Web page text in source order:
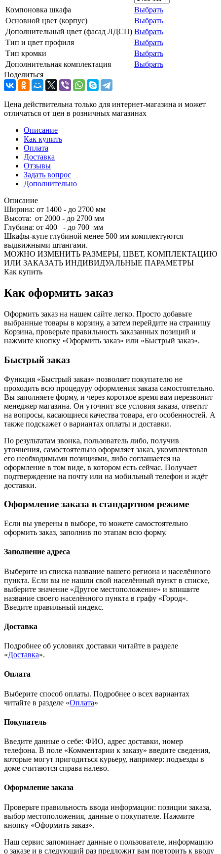
Компоновка шкафа
Выбрать
Основной цвет (корпус)
Выбрать
Дополнительный цвет (фасад ЛДСП) Выбрать
Тип и цвет профиля
Выбрать
Тип кромки
Выбрать
Дополнительная комплектация
Выбрать
Поделиться
Цена действительна только для интернет-магазина и может
отличаться от цен в розничных магазинах
Описание
Как купить
Оплата
Доставка
Отзывы
Задать вопрос
Дополнительно
Описание
Ширина: от 1400 - до 2700 мм
Высота: от 2000 - до 2700 мм
Глубина: от 400 - до 700 мм
Шкафы-купе глубиной менее 500 мм комплектуются
выдвижными штангами.
МОЖНО ИЗМЕНИТЬ РАЗМЕРЫ, ЦВЕТ, КОМПЛЕКТАЦИЮ
ИЛИ ЗАКАЗАТЬ ИНДИВИДУАЛЬНЫЕ ПАРАМЕТРЫ
Как купить
Как оформить заказ
Оформить заказ на нашем сайте легко. Просто добавьте
выбранные товары в корзину, а затем перейдите на страницу
Корзина, проверьте правильность заказанных позиций и
нажмите кнопку «Оформить заказ» или «Быстрый заказ».
Быстрый заказ
Функция «Быстрый заказ» позволяет покупателю не
проходить всю процедуру оформления заказа самостоятельно.
Вы заполняете форму, и через короткое время вам перезвонит
менеджер магазина. Он уточнит все условия заказа, ответит
на вопросы, касающиеся качества товара, его особенностей. А
также подскажет о вариантах оплаты и доставки.
По результатам звонка, пользователь либо, получив
уточнения, самостоятельно оформляет заказ, укомплектовав
его необходимыми позициями, либо соглашается на
оформление в том виде, в котором есть сейчас. Получает
подтверждение на почту или на мобильный телефон и ждёт
доставки.
Оформление заказа в стандартном режиме
Если вы уверены в выборе, то можете самостоятельно
оформить заказ, заполнив по этапам всю форму.
Заполнение адреса
Выберите из списка название вашего региона и населённого
пункта. Если вы не нашли свой населённый пункт в списке,
выберите значение «Другое местоположение» и впишите
название своего населённого пункта в графу «Город».
Введите правильный индекс.
Доставка
Подробнее об условиях доставки читайте в разделе
«Доставка».
Оплата
Выберите способ оплаты. Подробнее о всех вариантах
читайте в разделе «Оплата»
Покупатель
Введите данные о себе: ФИО, адрес доставки, номер
телефона. В поле «Комментарии к заказу» введите сведения,
которые могут пригодиться курьеру, например: подъезды в
доме считаются справа налево.
Оформление заказа
Проверьте правильность ввода информации: позиции заказа,
выбор местоположения, данные о покупателе. Нажмите
кнопку «Оформить заказ».
Наш сервис запоминает данные о пользователе, информацию
о заказе и в следующий раз предложит вам повторить к вводу